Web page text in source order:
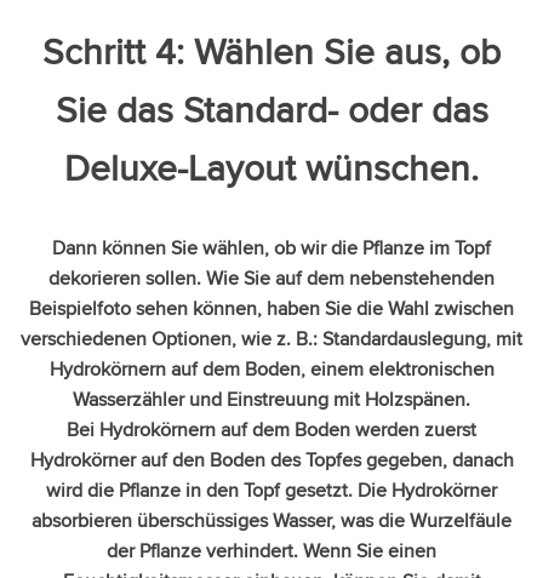
Schritt 4: Wählen Sie aus, ob
Sie das Standard- oder das
Deluxe-Layout wünschen.
Dann können Sie wählen, ob wir die Pflanze im Topf
dekorieren sollen. Wie Sie auf dem nebenstehenden
Beispielfoto sehen können, haben Sie die Wahl zwischen
verschiedenen Optionen, wie z. B.: Standardauslegung, mit
Hydrokörnern auf dem Boden, einem elektronischen
Wasserzähler und Einstreuung mit Holzspänen.
Bei Hydrokörnern auf dem Boden werden zuerst
Hydrokörner auf den Boden des Topfes gegeben, danach
wird die Pflanze in den Topf gesetzt. Die Hydrokörner
absorbieren überschüssiges Wasser, was die Wurzelfäule
der Pflanze verhindert. Wenn Sie einen